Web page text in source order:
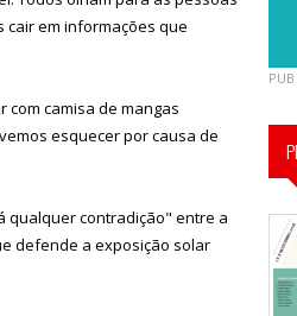
cair em informações que
com camisa de mangas
esquecer por causa de
qualquer contradição" entre a
defende a exposição solar
PUB